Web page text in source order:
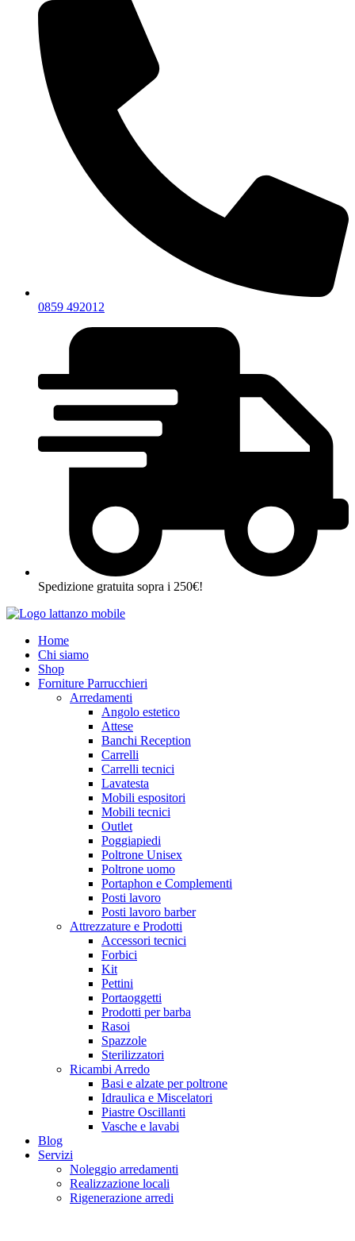
0859 492012
Spedizione gratuita sopra i 250€!
Home
Chi siamo
Shop
Forniture Parrucchieri
Arredamenti
Angolo estetico
Attese
Banchi Reception
Carrelli
Carrelli tecnici
Lavatesta
Mobili espositori
Mobili tecnici
Outlet
Poggiapiedi
Poltrone Unisex
Poltrone uomo
Portaphon e Complementi
Posti lavoro
Posti lavoro barber
Attrezzature e Prodotti
Accessori tecnici
Forbici
Kit
Pettini
Portaoggetti
Prodotti per barba
Rasoi
Spazzole
Sterilizzatori
Ricambi Arredo
Basi e alzate per poltrone
Idraulica e Miscelatori
Piastre Oscillanti
Vasche e lavabi
Blog
Servizi
Noleggio arredamenti
Realizzazione locali
Rigenerazione arredi